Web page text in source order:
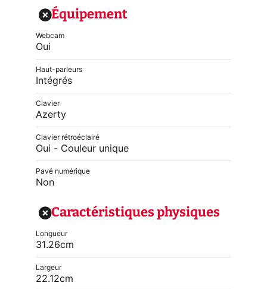
Équipement
Webcam
Oui
Haut-parleurs
Intégrés
Clavier
Azerty
Clavier rétroéclairé
Oui - Couleur unique
Pavé numérique
Non
Caractéristiques physiques
Longueur
31.26cm
Largeur
22.12cm